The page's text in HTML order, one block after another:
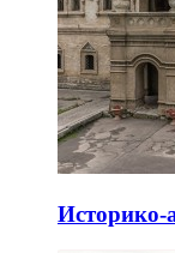
Историко-